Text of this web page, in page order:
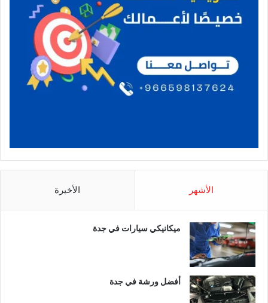
الأشهر الأخيرة
ميكانيكي سيارات في جدة
أفضل ورشة في جدة